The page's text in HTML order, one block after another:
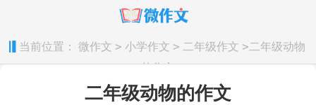
当前位置： 微作文 > 小学作文 > 二年级作文 >二年级动物
的作文
二年级动物的作文